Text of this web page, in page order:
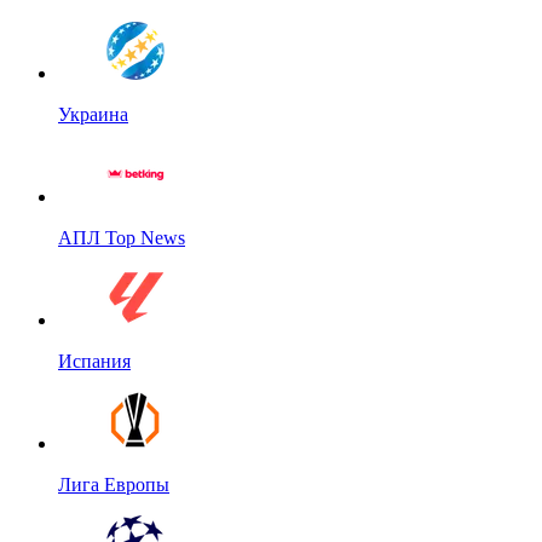
Украина
АПЛ Top News
Испания
Лига Европы